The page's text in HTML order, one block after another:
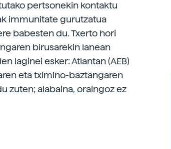
pertsonekin kontaktu
immunitate gurutzatua
babesten du. Txerto hori
birusarekin lanean
laginei esker: Atlantan (AEB)
eta tximino-baztangaren
zuten; alabaina, oraingoz ez